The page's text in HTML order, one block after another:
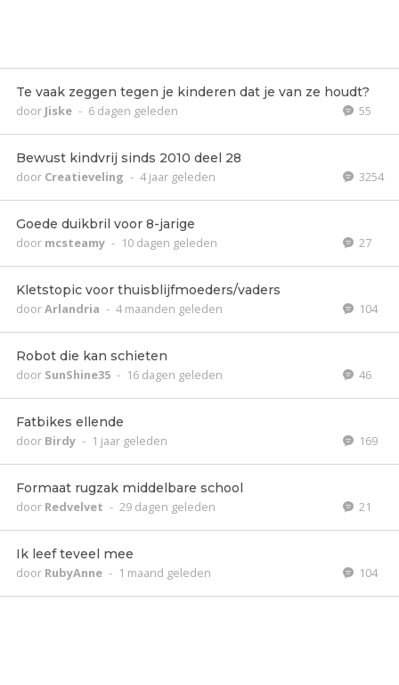
Te vaak zeggen tegen je kinderen dat je van ze houdt?
door Jiske - 6 dagen geleden 55
Bewust kindvrij sinds 2010 deel 28
door Creatieveling - 4 jaar geleden 3254
Goede duikbril voor 8-jarige
door mcsteamy - 10 dagen geleden 27
Kletstopic voor thuisblijfmoeders/vaders
doorArlandria - 4 maanden geleden 104
Robot die kan schieten
door SunShine35 - 16 dagen geleden 46
Fatbikes ellende
door Birdy - 1 jaar geleden 169
Formaat rugzak middelbare school
door Redvelvet - 29 dagen geleden 21
Ik leef teveel mee
door RubyAnne - 1 maand geleden 104